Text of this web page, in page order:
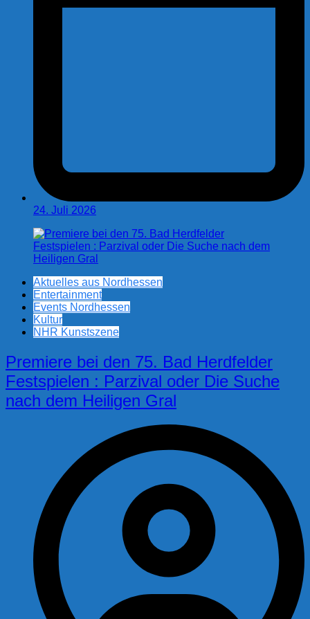
24. Juli 2026
Aktuelles aus Nordhessen
Entertainment
Events Nordhessen
Kultur
NHR Kunstszene
Premiere bei den 75. Bad Herdfelder
Festspielen : Parzival oder Die Suche
nach dem Heiligen Gral